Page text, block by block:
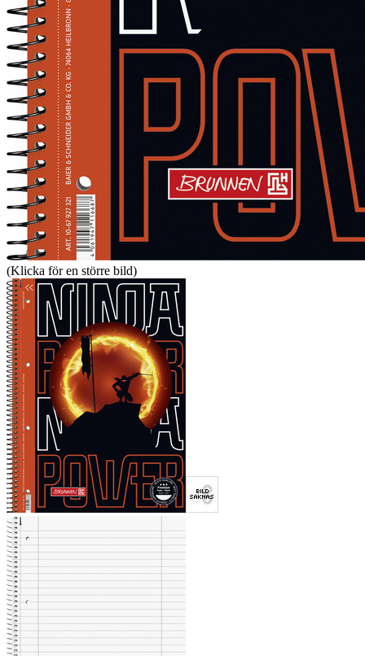
(Klicka för en större bild)